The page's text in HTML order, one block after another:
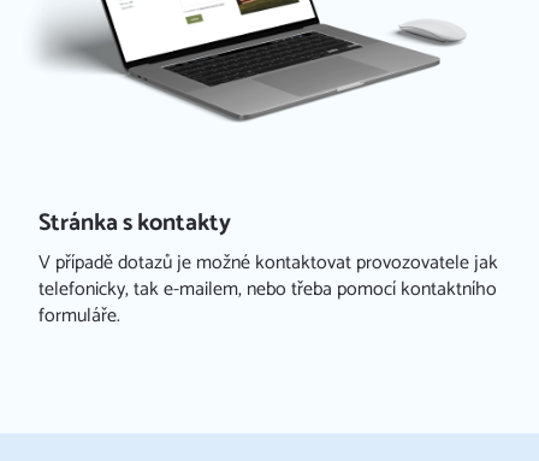
Stránka s kontakty
V případě dotazů je možné kontaktovat provozovatele jak
telefonicky, tak e-mailem, nebo třeba pomocí kontaktního
formuláře.